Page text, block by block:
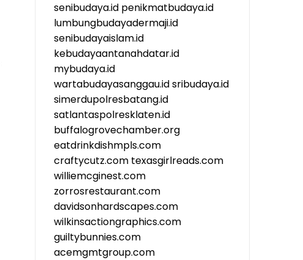
senibudaya.id penikmatbudaya.id
lumbungbudayadermaji.id
senibudayaislam.id
kebudayaantanahdatar.id
mybudaya.id
wartabudayasanggau.idsribudaya.id
simerdupolresbatang.id
satlantaspolresklaten.id
buffalogrovechamber.org
eatdrinkdishmpls.com
craftycutz.com texasgirlreads.com
williemcginest.com
zorrosrestaurant.com
davidsonhardscapes.com
wilkinsactiongraphics.com
guiltybunnies.com
acemgmtgroup.com